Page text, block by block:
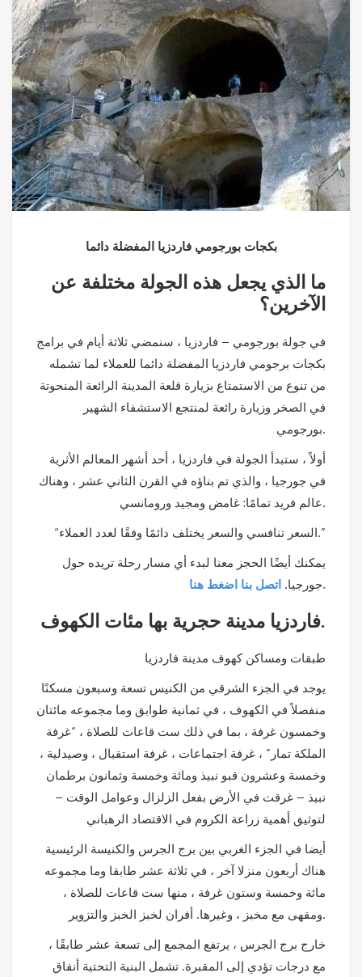
بكجات بورجومي فاردزيا المفضلة دائما
ما الذي يجعل هذه الجولة مختلفة عن
الآخرين؟
في جولة بورجومي – فاردزيا ، سنمضي ثلاثة أيام في برامج
بكجات برجومي فاردزيا المفضلة دائما للعملاء لما تشمله
من تنوع من الاستمتاع بزيارة قلعة المدينة الرائعة المنحوتة
في الصخر وزيارة رائعة لمنتجع الاستشفاء الشهير
بورجومي.
أولاً ، ستبدأ الجولة في فاردزيا ، أحد أشهر المعالم الأثرية
في جورجيا ، والذي تم بناؤه في القرن الثاني عشر ، وهناك
عالم فريد تمامًا: غامض ومجيد ورومانسي.
“السعر تنافسي والسعر يختلف دائمًا وفقًا لعدد العملاء.”
يمكنك أيضًا الحجز معنا لبدء أي مسار رحلة تريده حول
جورجيا.اتصل بنا اضغط هنا.
فاردزيا مدينة حجرية بها مئات الكهوف.
طبقات ومساكن كهوف مدينة فاردزيا
يوجد في الجزء الشرقي من الكنيس تسعة وسبعون مسكنًا
منفصلاً في الكهوف ، في ثمانية طوابق وما مجموعه مائتان
وخمسون غرفة ، بما في ذلك ست قاعات للصلاة ، “غرفة
الملكة تمار” ، غرفة اجتماعات ، غرفة استقبال ، وصيدلية ،
وخمسة وعشرون قبو نبيذ ومائة وخمسة وثمانون برطمان
نبيذ – غرقت في الأرض بفعل الزلزال وعوامل الوقت –
لتوثيق أهمية زراعة الكروم في الاقتصاد الرهباني
أيضا في الجزء الغربي بين برج الجرس والكنيسة الرئيسية
هناك أربعون منزلا آخر ، في ثلاثة عشر طابقا وما مجموعه
مائة وخمسة وستون غرفة ، منها ست قاعات للصلاة ،
ومقهى مع مخبز ، وغيرها. أفران لخبز الخبز والتزوير.
خارج برج الجرس ، يرتفع المجمع إلى تسعة عشر طابقًا ،
مع درجات تؤدي إلى المقبرة. تشمل البنية التحتية أنفاق